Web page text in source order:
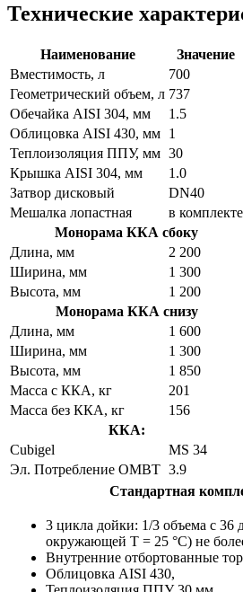
Технические
Наименование
Значение
Вместимость, л
700
Геометрический объем, л 737
Обечайка AISI 304, мм
1.5
Облицовка AISI 430, мм 1
Теплоизоляция ППУ, мм 30
Крышка AISI 304, мм
1.0
Затвор дисковый
DN40
Мешалка лопастная
в комплекте
Монорама ККА сбоку
Длина, мм
2 200
Ширина, мм
1 300
Высота, мм
1 200
Монорама ККА снизу
Длина, мм
1 600
Ширина, мм
1 300
Высота, мм
1 850
Масса с ККА, кг
201
Масса без ККА, кг
156
ККА:
Cubigel
MS 34
Эл. Потребление ОМВТ 3.9
Стандартная
3 цикла дойки: 1/3 объема с 36
окружающей Т = 25 °С) не
Внутренние отбортованные
Облицовка AISI 430,